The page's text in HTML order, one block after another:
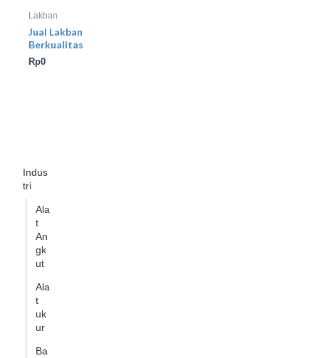
Indus
tri
Ala
t
An
gk
ut
Ala
t
uk
ur
Ba
Lakban
Jual Lakban
Berkualitas
Rp0